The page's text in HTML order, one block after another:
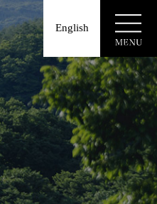
English